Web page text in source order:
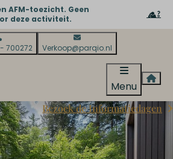
AFM-toezicht. Geen
deze activiteit.
700272 Verkoop@parqio.nl
Menu
Bezoek de Informatiedagen